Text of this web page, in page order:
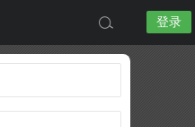
登录